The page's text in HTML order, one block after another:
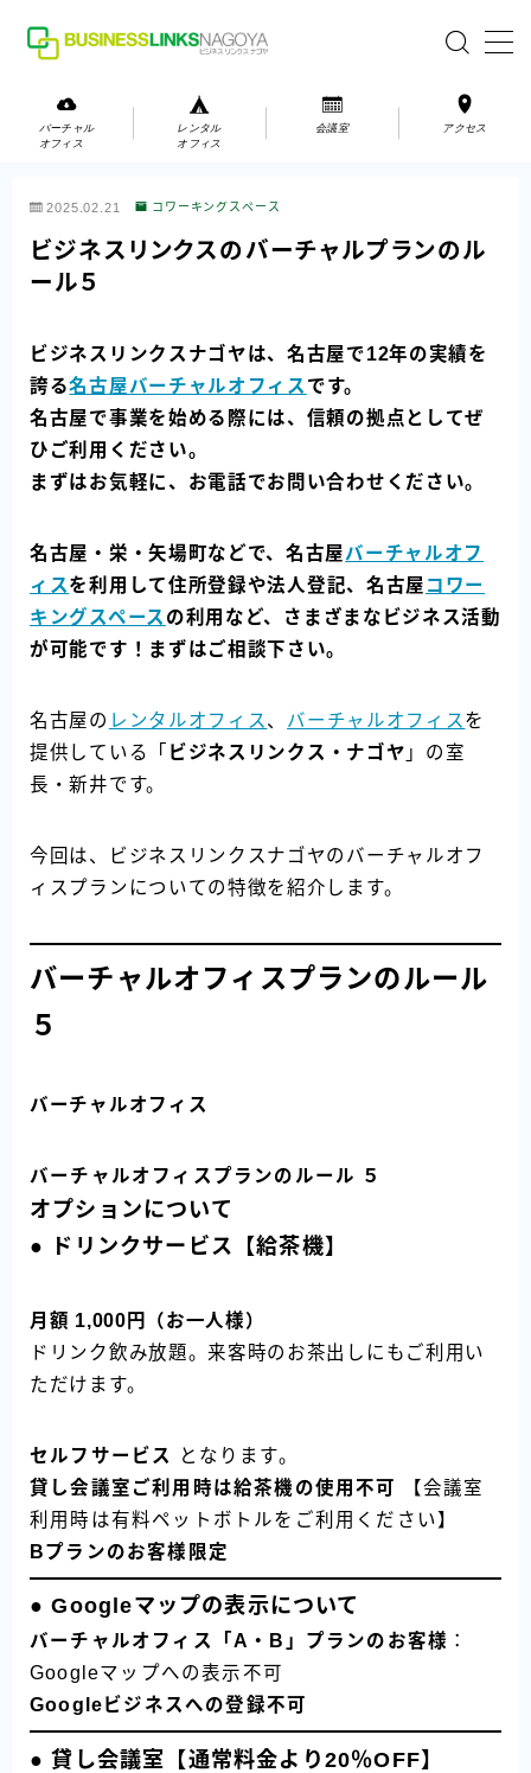
会議室
お問い合わせ
お問い合わせ
ご利用の流れ
アクセス
バーチャル
オフィス
レンタル
オフィス
会議室 アクセス
2025.02.21 コワーキングスペース
ビジネスリンクスのバーチャルプランのル
ール５
ビジネスリンクスナゴヤは、名古屋で12年の実績を
誇る名古屋バーチャルオフィス です。
名古屋で事業を始める際には、信頼の拠点としてぜ
ひご利用ください。
まずはお気軽に、お電話でお問い合わせください。
名古屋・栄・矢場町などで、名古屋バーチャルオフ
ィスを利用して住所登録や法人登記、名古屋 コワー
キングスペース の利用など、さまざまなビジネス活動
が可能です！まずはご相談下さい。
名古屋の レンタルオフィス 、 バーチャルオフィス を
提供している「 ビジネスリンクス・ナゴヤ 」の室
長・新井です。
今回は、ビジネスリンクスナゴヤのバーチャルオフ
ィスプランについての特徴を紹介します。
バーチャルオフィスプランのルール
５
バーチャルオフィス
バーチャルオフィスプランのルール ５
オプションについて
● ドリンクサービス【給茶機】
月額 1,000円（お一人様）
ドリンク飲み放題。来客時のお茶出しにもご利用い
ただけます。
セルフサービス
となります。
貸し会議室ご利用時は給茶機の使用不可
【会議室
利用時は有料ペットボトルをご利用ください】
Bプランのお客様限定
● Googleマップの表示について
バーチャルオフィス「A・B」プランのお客様 ：
Googleマップへの表示不可
Googleビジネスへの登録不可
● 貸し会議室【通常料金より20％OFF】